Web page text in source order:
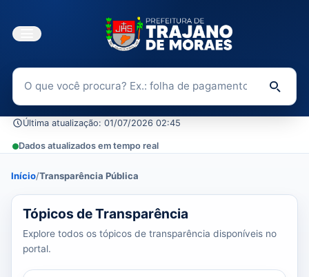
Buscar no Portal da Transparência
Última atualização: 01/07/2026 02:45
Dados atualizados em tempo real
Início/Transparência Pública
39 tópicos carregados do banco de dados.
Tópicos de Transparência
Explore todos os tópicos de transparência disponíveis no
portal.